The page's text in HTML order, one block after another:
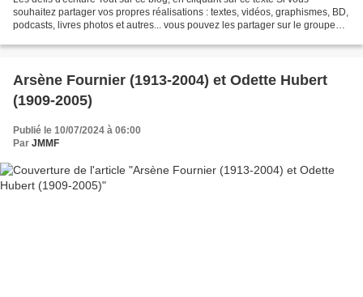
souhaitez partager vos propres réalisations : textes, vidéos, graphismes, BD,
podcasts, livres photos et autres... vous pouvez les partager sur le groupe
Arsène Fournier (1913-2004) et Odette Hubert
(1909-2005)
Publié le 10/07/2024 à 06:00
Par JMMF